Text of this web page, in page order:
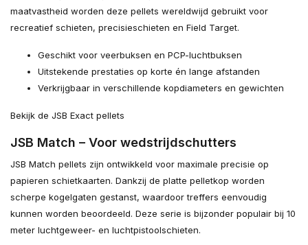
maatvastheid worden deze pellets wereldwijd gebruikt voor
recreatief schieten, precisieschieten en Field Target.
Geschikt voor veerbuksen en PCP-luchtbuksen
Uitstekende prestaties op korte én lange afstanden
Verkrijgbaar in verschillende kopdiameters en gewichten
Bekijk de JSB Exact pellets
JSB Match – Voor wedstrijdschutters
JSB Match pellets zijn ontwikkeld voor maximale precisie op
papieren schietkaarten. Dankzij de platte pelletkop worden
scherpe kogelgaten gestanst, waardoor treffers eenvoudig
kunnen worden beoordeeld. Deze serie is bijzonder populair bij 10
meter luchtgeweer- en luchtpistoolschieten.